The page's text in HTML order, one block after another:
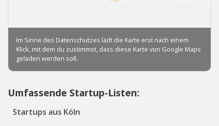
Umfassende Startup-Listen:
Startups aus Köln